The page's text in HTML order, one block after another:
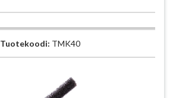
Tuotekoodi: TMK40